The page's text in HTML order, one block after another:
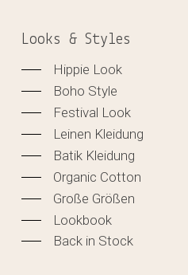
Looks & Styles
Hippie Look
Boho Style
Festival Look
Leinen Kleidung
Batik Kleidung
Organic Cotton
Große Größen
Lookbook
Back in Stock